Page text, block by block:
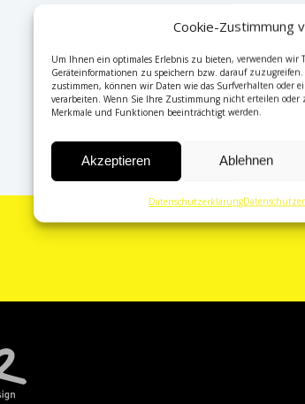
Cookie-Zustimmung
Um Ihnen ein optimales Erlebnis zu bieten, verwenden wir
Geräteinformationen zu speichern bzw. darauf zuzugreifen.
zustimmen, können wir Daten wie das Surfverhalten oder
verarbeiten. Wenn Sie Ihre Zustimmung nicht erteilen
Merkmale und Funktionen beeinträchtigt werden.
Akzeptieren Ablehnen
Datenschutzerklärung